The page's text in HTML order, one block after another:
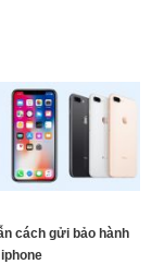
cách gửi bảo hành